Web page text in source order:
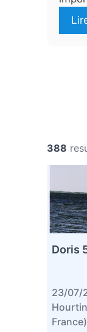
388
Doris
23/07/
France)